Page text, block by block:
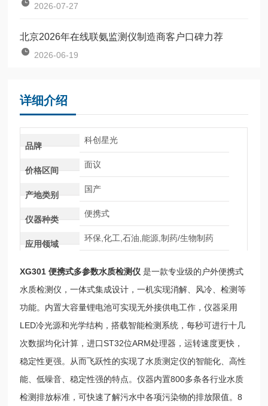
2026-07-27
北京2026年在线联氨监测仪制造商客户口碑力荐
2026-06-19
详细介绍
品牌
科创星光
价格区间
面议
产地类别
国产
仪器种类
便携式
应用领域
环保,化工,石油,能源,制药/生物制药
XG301便携式多参数水质检测仪 是一款专业级的户外便携式
水质检测仪，一体式集成设计，一机实现消解、风冷、检测等
功能。内置大容量锂电池可实现无外接供电工作，仪器采用
LED冷光源和光学结构，搭载智能检测系统，每秒可进行十几
次数据均化计算，进口ST32位ARM处理器，运转速度更快，
稳定性更强。从而飞跃性的实现了水质测定仪的智能化、高性
能、低噪音、稳定性强的特点。仪器内置800多条各行业水质
检测排放标准，可快速了解污水中各项污染物的排放限值。8